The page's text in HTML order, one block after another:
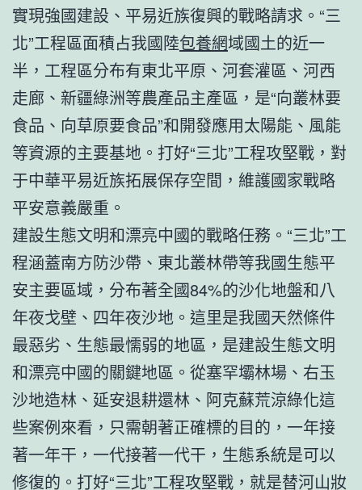
實現強國建設、平易近族復興的戰略請求。“三
北”工程區面積占我國陸包養網域國土的近一
半，工程區分布有東北平原、河套灌區、河西
走廊、新疆綠洲等農產品主產區，是“向叢林要
食品、向草原要食品”和開發應用太陽能、風能
等資源的主要基地。打好“三北”工程攻堅戰，對
于中華平易近族拓展保存空間，維護國家戰略
平安意義嚴重。
建設生態文明和漂亮中國的戰略任務。“三北”工
程涵蓋南方防沙帶、東北叢林帶等我國生態平
安主要區域，分布著全國84%的沙化地盤和八
年夜戈壁、四年夜沙地。這里是我國天然條件
最惡劣、生態最懦弱的地區，是建設生態文明
和漂亮中國的關鍵地區。從塞罕壩林場、右玉
沙地造林、延安退耕還林、阿克蘇荒涼綠化這
些案例來看，只需朝著正確標的目的，一年接
著一年干，一代接著一代干，生態系統是可以
修復的。打好“三北”工程攻堅戰，就是替河山妝